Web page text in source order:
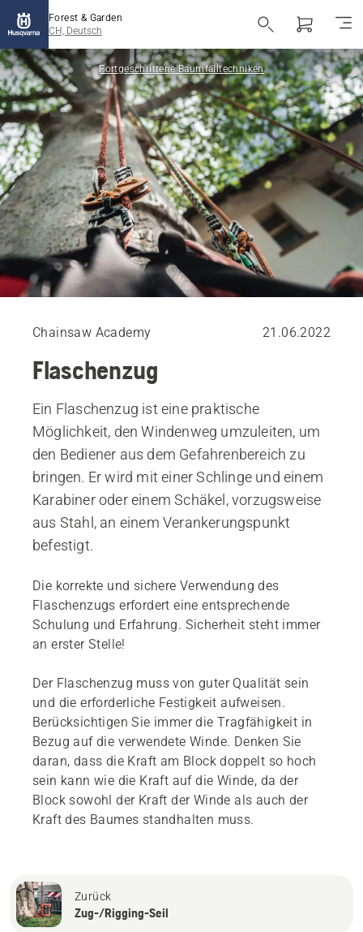
Forest & Garden
CH, Deutsch
Fortgeschrittene Baumfälltechniken
Chainsaw Academy 21.06.2022
Flaschenzug
Ein Flaschenzug ist eine praktische
Möglichkeit, den Windenweg umzuleiten, um
den Bediener aus dem Gefahrenbereich zu
bringen. Er wird mit einer Schlinge und einem
Karabiner oder einem Schäkel, vorzugsweise
aus Stahl, an einem Verankerungspunkt
befestigt.
Die korrekte und sichere Verwendung des
Flaschenzugs erfordert eine entsprechende
Schulung und Erfahrung. Sicherheit steht immer
an erster Stelle!
Der Flaschenzug muss von guter Qualität sein
und die erforderliche Festigkeit aufweisen.
Berücksichtigen Sie immer die Tragfähigkeit in
Bezug auf die verwendete Winde. Denken Sie
daran, dass die Kraft am Block doppelt so hoch
sein kann wie die Kraft auf die Winde, da der
Block sowohl der Kraft der Winde als auch der
Kraft des Baumes standhalten muss.
Zurück
Zug-/Rigging-Seil